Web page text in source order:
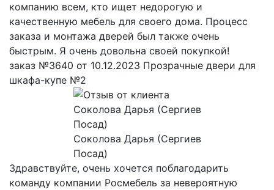
компанию всем, кто ищет недорогую и
качественную мебель для своего дома. Процесс
заказа и монтажа дверей был также очень
быстрым. Я очень довольна своей покупкой!
заказ №3640 от 10.12.2023 Прозрачные двери для
шкафа-купе №2
Соколова Дарья (Сергиев
Посад)
Здравствуйте, очень хочется поблагодарить
команду компании Росмебель за невероятную